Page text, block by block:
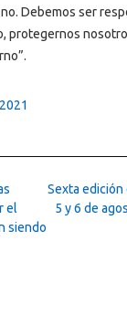
Debemos ser
protegernos
Sexta
5 y 6 de
el
siendo